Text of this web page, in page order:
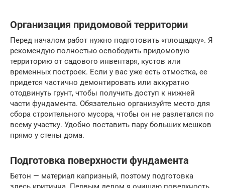
Организация придомовой территории
Перед началом работ нужно подготовить «площадку». Я
рекомендую полностью освободить придомовую
территорию от садового инвентаря, кустов или
временных построек. Если у вас уже есть отмостка, ее
придется частично демонтировать или аккуратно
отодвинуть грунт, чтобы получить доступ к нижней
части фундамента. Обязательно организуйте место для
сбора строительного мусора, чтобы он не разлетался по
всему участку. Удобно поставить пару больших мешков
прямо у стены дома.
Подготовка поверхности фундамента
Бетон — материал капризный, поэтому подготовка